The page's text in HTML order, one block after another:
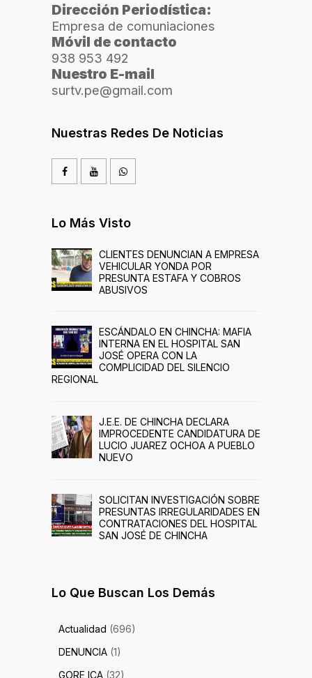
Dirección Periodística:
Empresa de comuniaciones
Móvil de contacto
938 953 492
Nuestro E-mail
surtv.pe@gmail.com
Nuestras Redes De Noticias
Lo Más Visto
CLIENTES DENUNCIAN A EMPRESA
VEHICULAR YONDA POR
PRESUNTA ESTAFA Y COBROS
ABUSIVOS
ESCÁNDALO EN CHINCHA: MAFIA
INTERNA EN EL HOSPITAL SAN
JOSÉ OPERA CON LA
COMPLICIDAD DEL SILENCIO
REGIONAL
J.E.E. DE CHINCHA DECLARA
IMPROCEDENTE CANDIDATURA DE
LUCIO JUAREZ OCHOA A PUEBLO
NUEVO
SOLICITAN INVESTIGACIÓN SOBRE
PRESUNTAS IRREGULARIDADES EN
CONTRATACIONES DEL HOSPITAL
SAN JOSÉ DE CHINCHA
Lo Que Buscan Los Demás
Actualidad (696)
DENUNCIA (1)
GORE ICA (32)